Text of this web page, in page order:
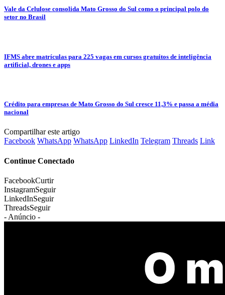
Vale da Celulose consolida Mato Grosso do Sul como o principal polo do
setor no Brasil
IFMS abre matrículas para 225 vagas em cursos gratuitos de inteligência
artificial, drones e apps
Crédito para empresas de Mato Grosso do Sul cresce 11,3% e passa a média
nacional
Compartilhar este artigo
Facebook WhatsApp WhatsApp LinkedIn Telegram Threads Link
Continue Conectado
FacebookCurtir
InstagramSeguir
LinkedInSeguir
ThreadsSeguir
- Anúncio -